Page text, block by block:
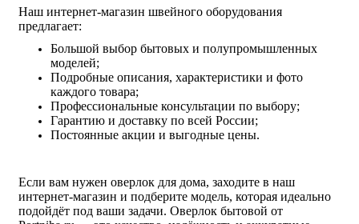
Наш интернет-магазин швейного оборудования
предлагает:
Большой выбор бытовых и полупромышленных
моделей;
Подробные описания, характеристики и фото
каждого товара;
Профессиональные консультации по выбору;
Гарантию и доставку по всей России;
Постоянные акции и выгодные цены.
Если вам нужен оверлок для дома, заходите в наш
интернет-магазин и подберите модель, которая идеально
подойдёт под ваши задачи. Оверлок бытовой от